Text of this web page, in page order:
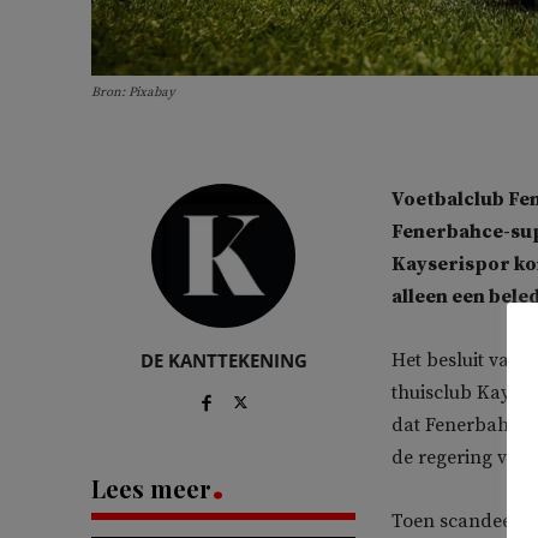
Bron: Pixabay
DE KANTTEKENING
Lees meer
Voetbalclub
Fenerbahce-
Kayserispor
alleen een
Het besluit van
thuisclub
dat Fenerbahce
de regering
Toen